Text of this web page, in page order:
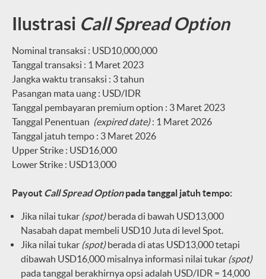
Ilustrasi Call Spread Option
Nominal transaksi : USD10,000,000
Tanggal transaksi : 1 Maret 2023
Jangka waktu transaksi : 3 tahun
Pasangan mata uang : USD/IDR
Tanggal pembayaran premium option : 3 Maret 2023
Tanggal Penentuan (expired date) : 1 Maret 2026
Tanggal jatuh tempo : 3 Maret 2026
Upper Strike : USD16,000
Lower Strike : USD13,000
Payout Call Spread Optionpada tanggal jatuh tempo:
Jika nilai tukar (spot)berada di bawah USD13,000
Nasabah dapat membeli USD10 Juta di level Spot.
Jika nilai tukar (spot)berada di atas USD13,000 tetapi
dibawah USD16,000 misalnya informasi nilai tukar (spot)
pada tanggal berakhirnya opsi adalah USD/IDR = 14,000